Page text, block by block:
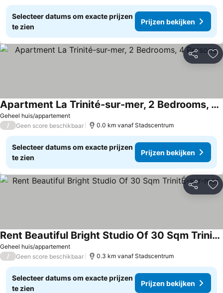
Selecteer datums om exacte prijzen
te zien
Prijzen bekijken
Delen
Geheel huis/appartement
Apartment La Trinité-sur-mer, 2 Bedrooms, 4 Persons
Prijzen bekijken
/ Geen score beschikbaar 0.0 km vanaf Stadscentrum
Selecteer datums om exacte prijzen
te zien
Prijzen bekijken
Delen
Geheel huis/appartement
Rent Beautiful Bright Studio Of 30 Sqm TrinitÉ-sur-mer
Prijzen bekijken
/ Geen score beschikbaar 0.3 km vanaf Stadscentrum
Selecteer datums om exacte prijzen
te zien
Prijzen bekijken